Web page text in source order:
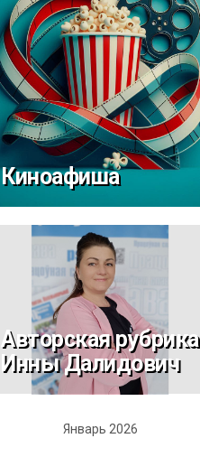
Киноафиша
Авторская рубрика
Инны Далидович
Январь 2026